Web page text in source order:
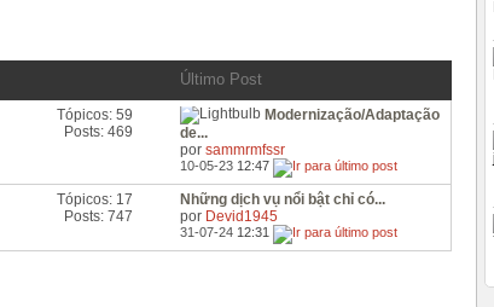
Último Post
deste
Tópicos: 59
Posts: 469
Modernização/Adaptação
de...
por sammrmfssr
10-05-23 12:47
RSS
Tópicos: 17
Posts: 747
Những dịch vụ nổi bật chỉ có...
por Devid1945
31-07-24 12:31